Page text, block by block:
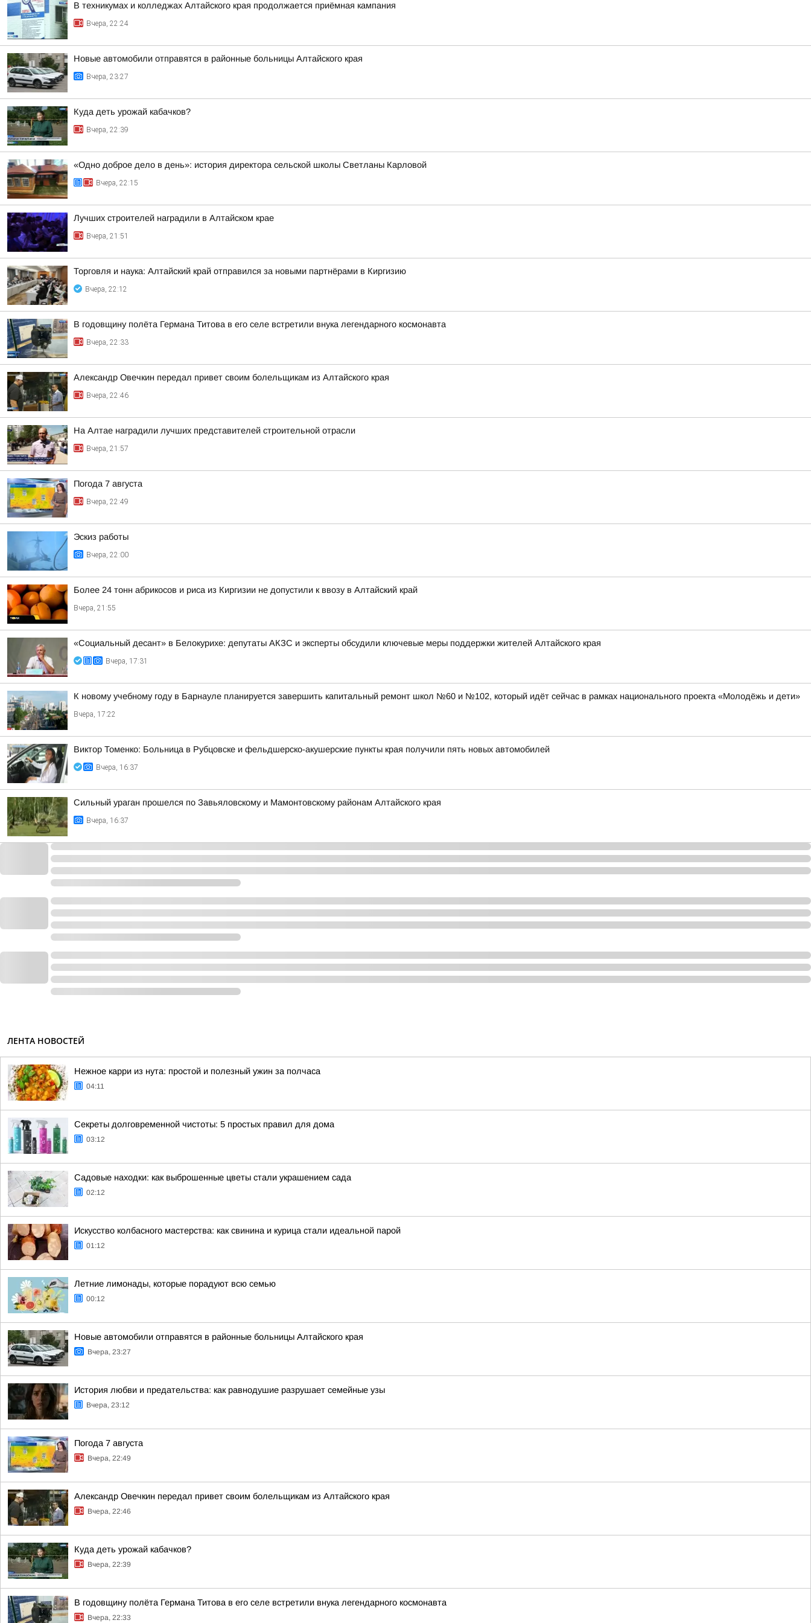
В техникумах и колледжах Алтайского края продолжается приёмная кампания
Вчера, 22:24
Новые автомобили отправятся в районные больницы Алтайского края
Вчера, 23:27
Куда деть урожай кабачков?
Вчера, 22:39
«Одно доброе дело в день»: история директора сельской школы Светланы Карловой
Вчера, 22:15
Лучших строителей наградили в Алтайском крае
Вчера, 21:51
Торговля и наука: Алтайский край отправился за новыми партнёрами в Киргизию
Вчера, 22:12
В годовщину полёта Германа Титова в его селе встретили внука легендарного космонавта
Вчера, 22:33
Александр Овечкин передал привет своим болельщикам из Алтайского края
Вчера, 22:46
На Алтае наградили лучших представителей строительной отрасли
Вчера, 21:57
Погода 7 августа
Вчера, 22:49
Эскиз работы
Вчера, 22:00
Более 24 тонн абрикосов и риса из Киргизии не допустили к ввозу в Алтайский край
Вчера, 21:55
«Социальный десант» в Белокурихе: депутаты АКЗС и эксперты обсудили ключевые меры поддержки жителей Алтайского края
Вчера, 17:31
К новому учебному году в Барнауле планируется завершить капитальный ремонт школ №60 и №102, который идёт сейчас в рамках национального проекта «Молодёжь и дети»
Вчера, 17:22
Виктор Томенко: Больница в Рубцовске и фельдшерско-акушерские пункты края получили пять новых автомобилей
Вчера, 16:37
Сильный ураган прошелся по Завьяловскому и Мамонтовскому районам Алтайского края
Вчера, 16:37
ЛЕНТА НОВОСТЕЙ
Нежное карри из нута: простой и полезный ужин за полчаса
04:11
Секреты долговременной чистоты: 5 простых правил для дома
03:12
Садовые находки: как выброшенные цветы стали украшением сада
02:12
Искусство колбасного мастерства: как свинина и курица стали идеальной парой
01:12
Летние лимонады, которые порадуют всю семью
00:12
Новые автомобили отправятся в районные больницы Алтайского края
Вчера, 23:27
История любви и предательства: как равнодушие разрушает семейные узы
Вчера, 23:12
Погода 7 августа
Вчера, 22:49
Александр Овечкин передал привет своим болельщикам из Алтайского края
Вчера, 22:46
Куда деть урожай кабачков?
Вчера, 22:39
В годовщину полёта Германа Титова в его селе встретили внука легендарного космонавта
Вчера, 22:33